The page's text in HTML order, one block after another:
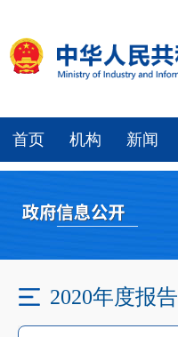
首页 机构 新闻
2020年度报告